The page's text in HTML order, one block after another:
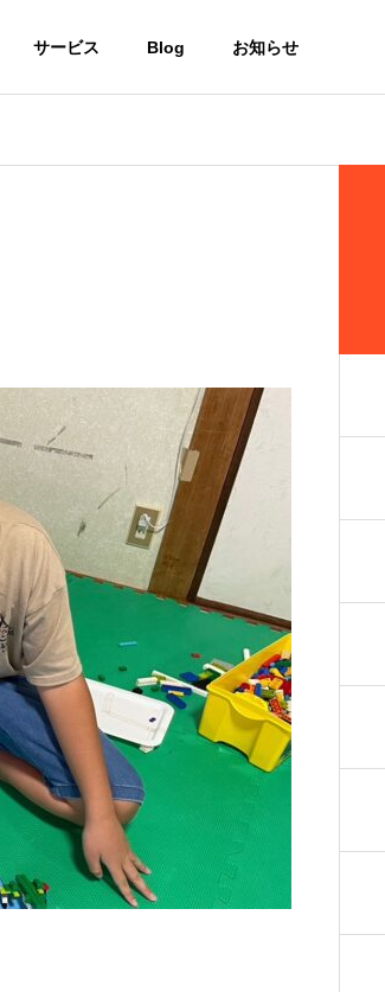
サービス Blog お知らせ
活による住
提供
活援助グループ
CoCoRoホーム
農作物の生産
び販売
農業生産法人 株式